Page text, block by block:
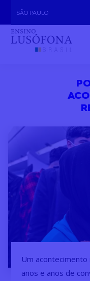
content
SÃO PAULO
Um
anos e anos de